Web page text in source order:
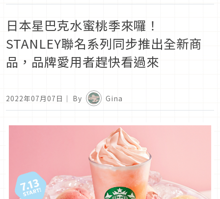
日本星巴克水蜜桃季來囉！
STANLEY聯名系列同步推出全新商
品，品牌愛用者趕快看過來
2022年07月07日 ｜ By Gina